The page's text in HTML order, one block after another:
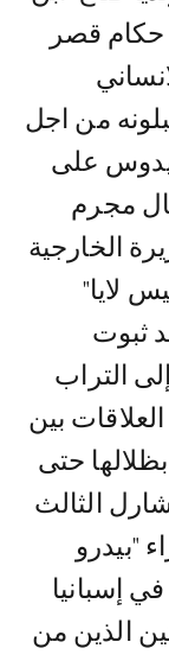
قصر
من اجل
يدوس على
مجرم
الخارجية
لايا"
ثبوت
التراب
بين
حتى
الثالث
"بيدرو
إسبانيا
الذين من